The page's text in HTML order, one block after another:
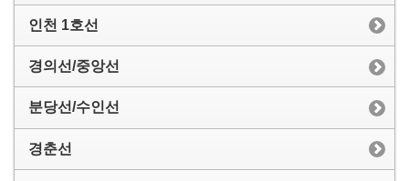
인천 1호선
경의선/중앙선
분당선/수인선
경춘선